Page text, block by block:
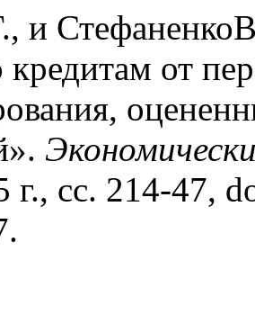
и
кредитам от
г., сс. 214-47,